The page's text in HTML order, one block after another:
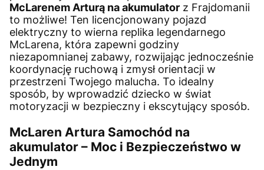
McLarenem Arturą na akumulator z Frajdomanii
to możliwe! Ten licencjonowany pojazd
elektryczny to wierna replika legendarnego
McLarena, która zapewni godziny
niezapomnianej zabawy, rozwijając jednocześnie
koordynację ruchową i zmysł orientacji w
przestrzeni Twojego malucha. To idealny
sposób, by wprowadzić dziecko w świat
motoryzacji w bezpieczny i ekscytujący sposób.
McLaren Artura Samochód na
akumulator – Moc i Bezpieczeństwo w
Jednym